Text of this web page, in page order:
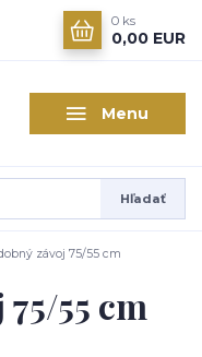
Menu
Hľadať
0 ks
0,00 EUR
závoj 75/55 cm
55 cm